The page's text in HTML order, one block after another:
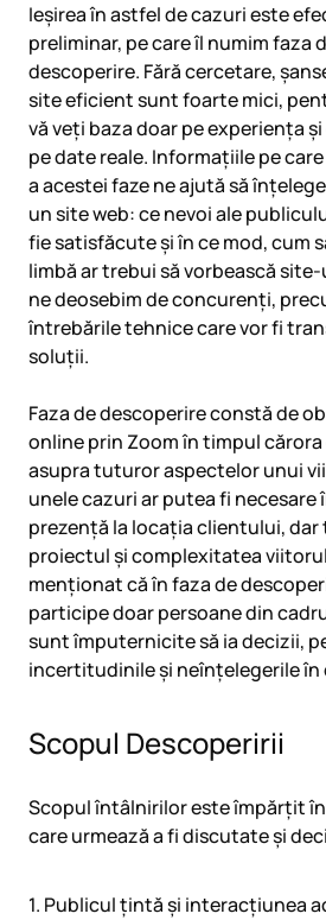
Ieșirea în astfel de cazuri este
preliminar, pe care îl numim faza
descoperire. Fără cercetare,
site eficient sunt foarte mici,
vă veți baza doar pe experiența
pe date reale. Informațiile pe
a acestei faze ne ajută să
un site web: ce nevoi ale
fie satisfăcute și în ce mod, cum
limbă ar trebui să vorbească
ne deosebim de concurenți,
întrebările tehnice care vor fi
soluții.
Faza de descoperire constă de
online prin Zoom în timpul
asupra tuturor aspectelor unui
unele cazuri ar putea fi
prezență la locația clientului,
proiectul și complexitatea
menționat că în faza de
participe doar persoane din
sunt împuternicite să ia decizii,
incertitudinile și neînțelegerile în
Scopul Descoperirii
Scopul întâlnirilor este împărțit
care urmează a fi discutate și
1. Publicul țintă și interacțiunea